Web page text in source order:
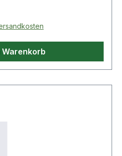
Warenkorb